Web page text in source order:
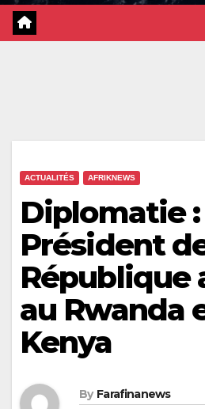
ACTUALITÉS AFRIKNEWS
Diplomatie
Président
République
au Rwanda
Kenya
By Farafinanews